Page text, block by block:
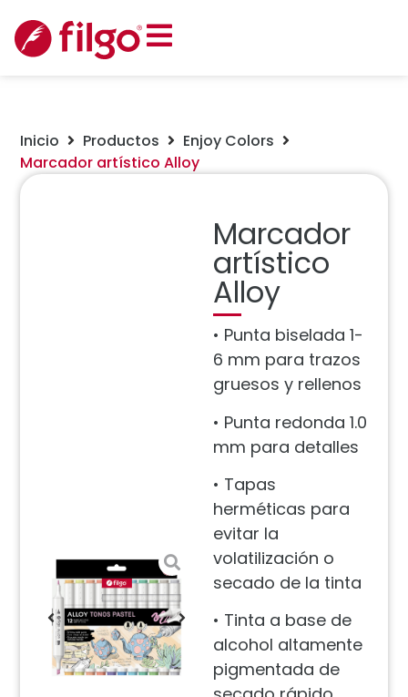
Inicio Productos
Enjoy Colors
Marcador artístico Alloy
Marcador
artístico
Alloy
• Punta biselada 1-
6 mm para trazos
gruesos y rellenos
• Punta redonda 1.0
mm para detalles
• Tapas
herméticas para
evitar la
volatilización o
secado de la tinta
• Tinta a base de
alcohol altamente
pigmentada de